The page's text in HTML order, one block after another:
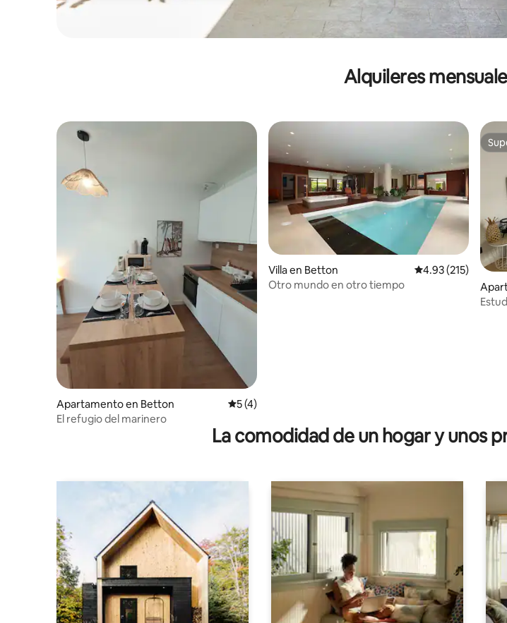
Alquileres
Apartamento en Betton Calificación promedio: 5 de 5, 4 reseñas
5 (4)
El refugio del marinero
Villa en Betton Calificación
4.93 (215)
Otro mundo en otro tiempo
La comodidad de un hogar y unos